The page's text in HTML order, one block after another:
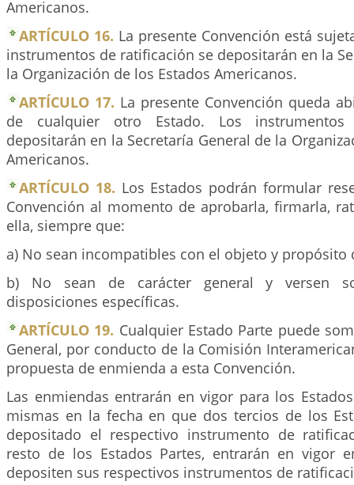
Americanos.
ARTÍCULO 16. La presente Convención está
instrumentos de ratificación se depositarán en la
la Organización de los Estados Americanos.
ARTÍCULO 17. La presente Convención queda
de cualquier otro Estado. Los
depositarán en la Secretaría General de la
Americanos.
ARTÍCULO 18. Los Estados podrán formular
Convención al momento de aprobarla, firmarla,
ella, siempre que:
a) No sean incompatibles con el objeto y propósito
b) No sean de carácter general y versen
disposiciones específicas.
ARTÍCULO 19. Cualquier Estado Parte puede
General, por conducto de la Comisión
propuesta de enmienda a esta Convención.
Las enmiendas entrarán en vigor para los
mismas en la fecha en que dos tercios de los
depositado el respectivo instrumento de
resto de los Estados Partes, entrarán en vigor
depositen sus respectivos instrumentos de